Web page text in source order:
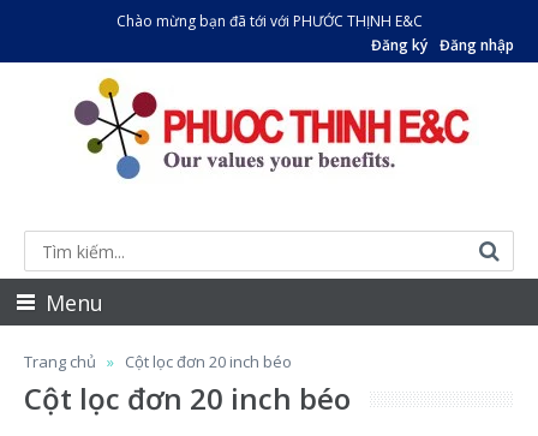
Chào mừng bạn đã tới với PHƯỚC THỊNH E&C
Đăng ký Đăng nhập
Menu
Trang chủ Cột lọc đơn 20 inch béo
Cột lọc đơn 20 inch béo